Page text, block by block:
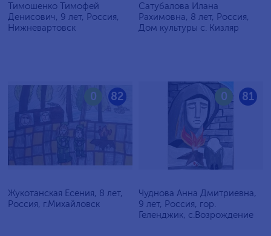
Тимошенко Тимофей
Денисович, 9 лет, Россия,
Нижневартовск
Сатубалова Илана
Рахимовна, 8 лет, Россия,
Дом культуры с. Кизляр
82
0
Жукотанская Есения, 8 лет,
Россия, г.Михайловск
81
0
Чуднова Анна Дмитриевна,
9 лет, Россия, гор.
Геленджик, с.Возрождение